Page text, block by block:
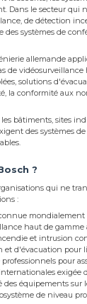
Dans le secteur qui
de détection
des systèmes de
allemande
de vidéosurveillance
solutions
la conformité aux
bâtiments, sites
des systèmes
?
qui ne
:
mondialement
haut de gamme
et intrusion
et d'évacuation pour
pour
exigée
équipements sur
de niveau